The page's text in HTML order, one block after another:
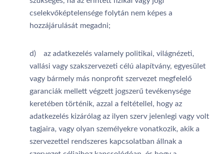
cselekvőképtelensége folytán nem képes a
hozzájárulását megadni;
d) az adatkezelés valamely politikai, világnézeti,
vallási vagy szakszervezeti célú alapítvány, egyesület
vagy bármely más nonprofit szervezet megfelelő
garanciák mellett végzett jogszerű tevékenysége
keretében történik, azzal a feltétellel, hogy az
adatkezelés kizárólag az ilyen szerv jelenlegi vagy volt
tagjaira, vagy olyan személyekre vonatkozik, akik a
szervezettel rendszeres kapcsolatban állnak a